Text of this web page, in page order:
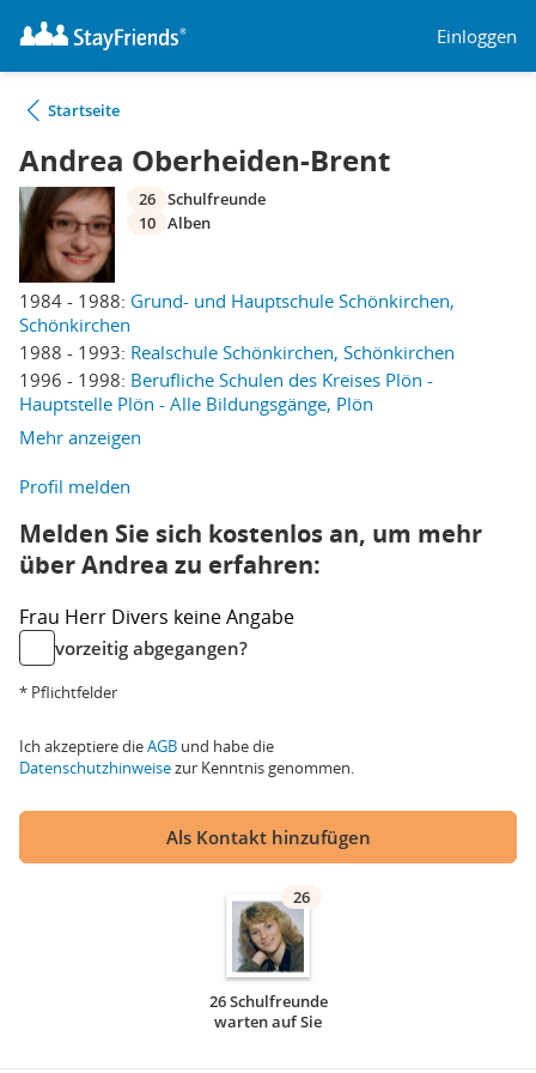
Einloggen
Startseite
Andrea Oberheiden-Brent
1984 - 1988: Grund- und Hauptschule Schönkirchen,
Schönkirchen
1988 - 1993: Realschule Schönkirchen, Schönkirchen
1996 - 1998: Berufliche Schulen des Kreises Plön -
Hauptstelle Plön - Alle Bildungsgänge, Plön
Mehr anzeigen
26 Schulfreunde
10 Alben
Profil melden
Melden Sie sich kostenlos an, um mehr
über Andrea zu erfahren:
Frau Herr Divers keine Angabe
vorzeitig abgegangen?
* Pflichtfelder
Ich akzeptiere dieAGB und habe die
Datenschutzhinweisezur Kenntnis genommen.
Als Kontakt hinzufügen
26
26 Schulfreunde
warten auf Sie